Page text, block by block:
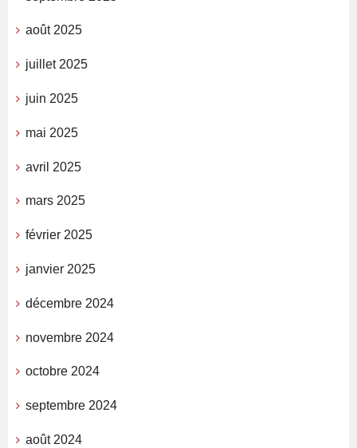
août 2025
juillet 2025
juin 2025
mai 2025
avril 2025
mars 2025
février 2025
janvier 2025
décembre 2024
novembre 2024
octobre 2024
septembre 2024
août 2024